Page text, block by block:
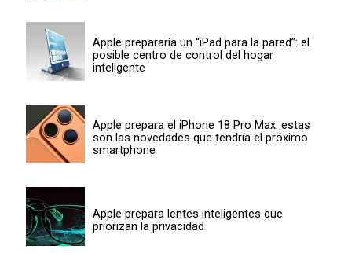
Apple prepararía un “iPad para la pared”: el
posible centro de control del hogar
inteligente
Apple prepara el iPhone 18 Pro Max: estas
son las novedades que tendría el próximo
smartphone
Apple prepara lentes inteligentes que
priorizan la privacidad